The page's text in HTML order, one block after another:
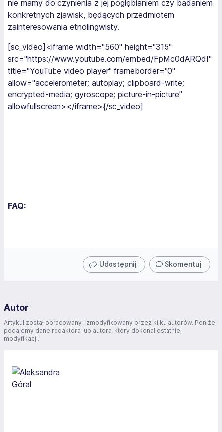
nie mamy do czynienia z jej pogłębianiem czy badaniem
konkretnych zjawisk, będących przedmiotem
zainteresowania etnolingwisty.
[sc_video]<iframe width="560" height="315"
src="https://www.youtube.com/embed/FpMc0dARQdI"
title="YouTube video player" frameborder="0"
allow="accelerometer; autoplay; clipboard-write;
encrypted-media; gyroscope; picture-in-picture"
allowfullscreen></iframe>{/sc_video]
FAQ:
Udostępnij Skomentuj
Autor
Artykuł został opracowany i zmodyfikowany przez kilku autorów. Poniżej
podajemy dane redaktora lub autora, który dokonał ostatniej
modyfikacji.